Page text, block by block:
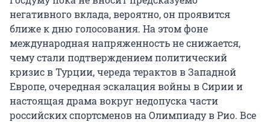
негативного вклада, вероятно, он проявится
ближе к дню голосования. На этом фоне
международная напряженность не снижается,
чему стали подтверждением политический
кризис в Турции, череда терактов в Западной
Европе, очередная эскалация войны в Сирии и
настоящая драма вокруг недопуска части
российских спортсменов на Олимпиаду в Рио. Все